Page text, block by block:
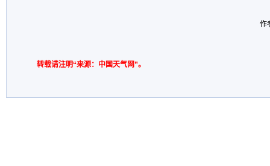
作
转载请注明“来源：中国天气网”。